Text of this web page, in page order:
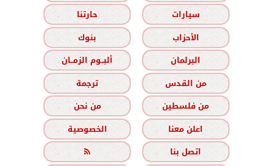
سيارات
حارتنا
الأحزاب
بنوك
البرلمان
ألبــوم الزمــان
من القدس
ترجمة
من فلسطين
من نحن
اعلن معنا
الخصوصية
اتصل بنا
